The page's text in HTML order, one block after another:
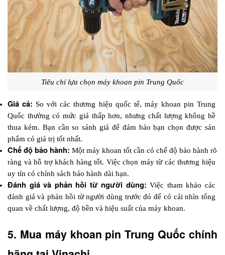
Tiêu chí lựa chọn máy khoan pin Trung Quốc
Giá cả: So với các thương hiệu quốc tế, máy khoan pin Trung
Quốc thường có mức giá thấp hơn, nhưng chất lượng không hề
thua kém. Bạn cần so sánh giá để đảm bảo bạn chọn được sản
phẩm có giá trị tốt nhất.
Chế độ bảo hành: Một máy khoan tốt cần có chế độ bảo hành rõ
ràng và hỗ trợ khách hàng tốt. Việc chọn máy từ các thương hiệu
uy tín có chính sách bảo hành dài hạn.
Đánh giá và phản hồi từ người dùng: Việc tham khảo các
đánh giá và phản hồi từ người dùng trước đó để có cái nhìn tổng
quan về chất lượng, độ bền và hiệu suất của máy khoan.
5. Mua máy khoan pin Trung Quốc chính